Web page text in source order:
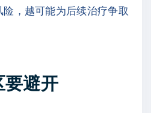
，越可能为后续治疗争取
要避开